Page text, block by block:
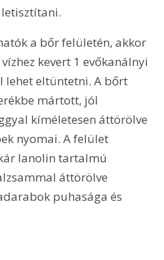
a bőr felületén, akkor
kevert 1 evőkanálnyi
lehet eltüntetni. A bőrt
mártott, jól
kíméletesen áttörölve
nyomai. A felület
lanolin tartalmú
áttörölve
puhasága és